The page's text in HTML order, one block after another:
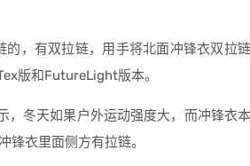
，有双拉链，用手将北面冲锋衣双拉链
版和FutureLight版本。
，冬天如果户外运动强度大，而冲锋衣本
衣里面侧方有拉链。